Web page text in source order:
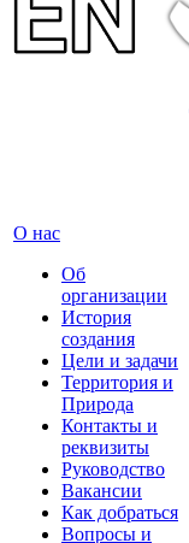
О нас
Об
организации
История
создания
Цели и задачи
Территория и
Природа
Контакты и
реквизиты
Руководство
Вакансии
Как добраться
Вопросы и